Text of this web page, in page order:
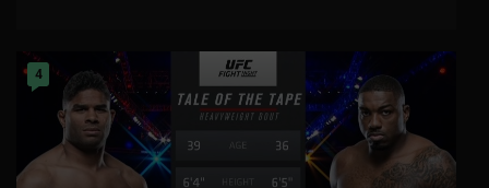
4